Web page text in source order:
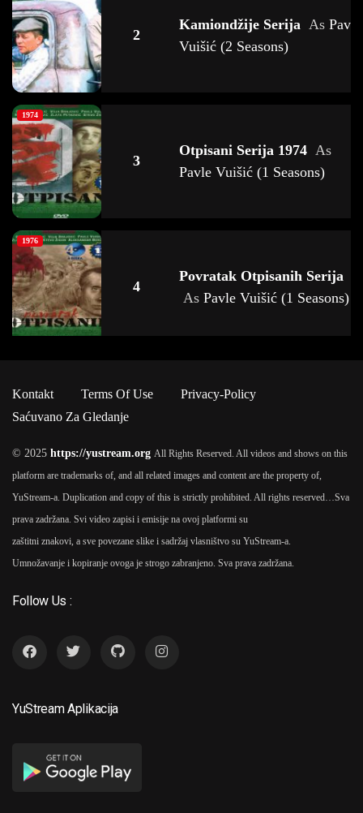
2
Kamiondžije Serija As Pavle
Vuišić (2 Seasons)
1974
3
Otpisani Serija 1974 As
Pavle Vuišić (1 Seasons)
1976
4
Povratak Otpisanih Serija
As Pavle Vuišić (1 Seasons)
Berlin Kaput 1981
1977
6 Beštije 1977 As Pavle Vuišić
Kontakt Terms Of Use
Privacy-Policy
Saćuvano Za Gledanje
© 2025 https://yustream.org All Rights Reserved. All videos and shows on this
platform are trademarks of, and all related images and content are the property of,
YuStream-a. Duplication and copy of this is strictly prohibited. All rights reserved…Sva
prava zadržana. Svi video zapisi i emisije na ovoj platformi su
zaštitni znakovi, a sve povezane slike i sadržaj vlasništvo su YuStream-a.
Umnožavanje i kopiranje ovoga je strogo zabranjeno. Sva prava zadržana.
Follow Us :
YuStream Aplikacija